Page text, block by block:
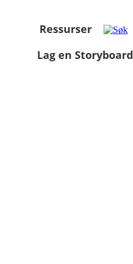
Ressurser
Lag en Storyboard